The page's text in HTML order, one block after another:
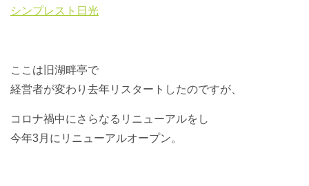
シンプレスト日光
ここは旧湖畔亭で
経営者が変わり去年リスタートしたのですが、
コロナ禍中にさらなるリニューアルをし
今年3月にリニューアルオープン。